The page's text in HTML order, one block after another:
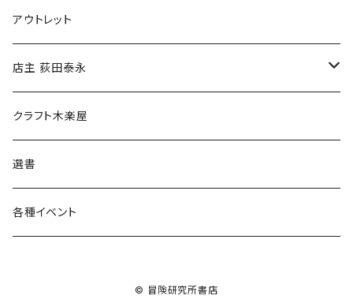
マグカップ
傘
食料品
その他
アウトレット
店主 荻田泰永
書籍
ウェア
クラフト木楽屋
選書
各種イベント
© 冒険研究所書店